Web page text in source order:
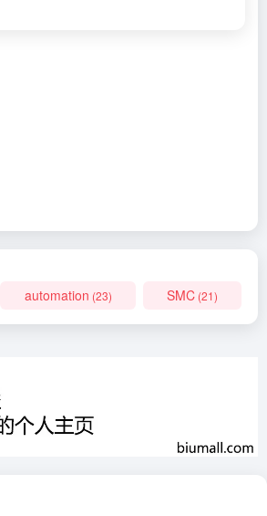
automation (23) SMC(21)